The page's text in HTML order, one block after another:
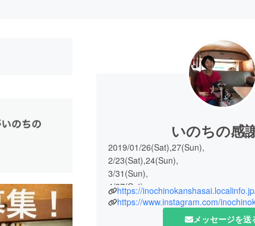
いのちの感
2019/01/26(Sat),27(Sun),
2/23(Sat),24(Sun),
3/31(Sun),
4/27(Sat),,,
7/20(Sat) Special gift events,,,
IID 世田谷ものづくり学校で、毎月コツ
https://
https://www.instagram.com/
メッセージを送